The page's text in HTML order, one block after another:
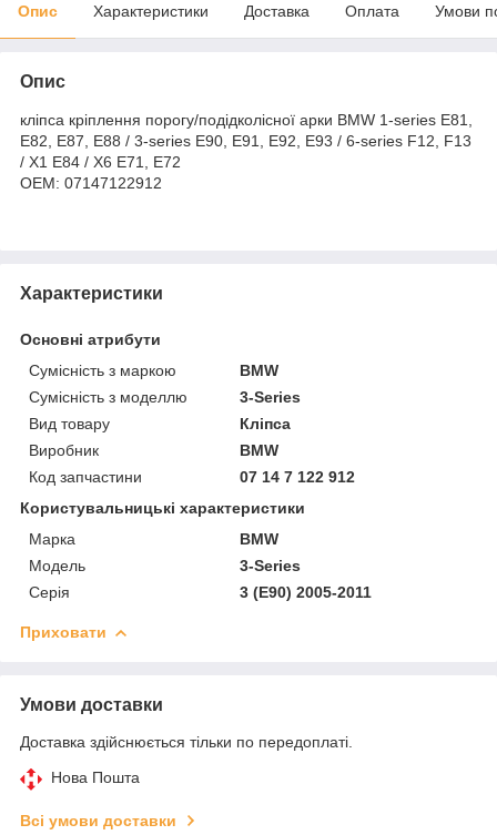
Опис Характеристики Доставка Оплата Умови
Опис
кліпса кріплення порогу/подідколісної арки BMW 1-series E81,
E82, E87, E88 / 3-series E90, E91, E92, E93 / 6-series F12, F13
/ X1 E84 / X6 E71, E72
OEM: 07147122912
Характеристики
Основні атрибути
Сумісність з маркою
BMW
Сумісність з моделлю
3-Series
Вид товару
Кліпса
Виробник
BMW
Код запчастини
07 14 7 122 912
Користувальницькі характеристики
Марка
BMW
Модель
3-Series
Серія
3 (E90) 2005-2011
Приховати
Умови доставки
Доставка здійснюється тільки по передоплаті.
Нова Пошта
Всі умови доставки